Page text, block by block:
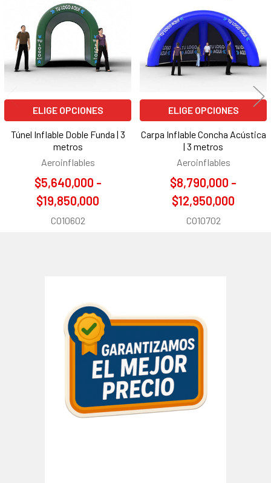
relacionados
ELIGE OPCIONES
Túnel Inflable Doble Funda | 3
metros
Aeroinflables
$5,640,000 -
$19,850,000
CO10602
ELIGE OPCIONES
Carpa Inflable Concha Acústica
| 3 metros
Aeroinflables
$8,790,000 -
$12,950,000
CO10702